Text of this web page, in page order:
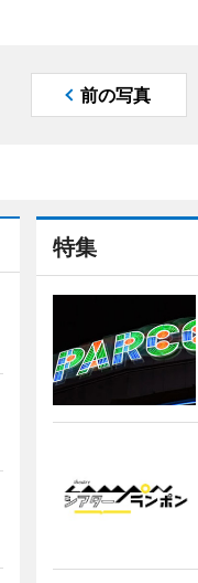
前の写真
特集